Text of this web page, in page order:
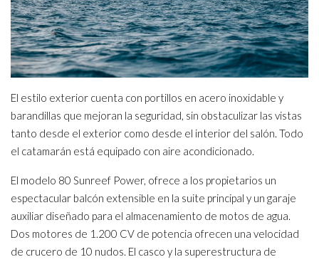
El estilo exterior cuenta con portillos en acero inoxidable y
barandillas que mejoran la seguridad, sin obstaculizar las vistas
tanto desde el exterior como desde el interior del salón. Todo
el catamarán está equipado con aire acondicionado.
El modelo 80 Sunreef Power, ofrece a los propietarios un
espectacular balcón extensible en la suite principal y un garaje
auxiliar diseñado para el almacenamiento de motos de agua.
Dos motores de 1.200 CV de potencia ofrecen una velocidad
de crucero de 10 nudos. El casco y la superestructura de